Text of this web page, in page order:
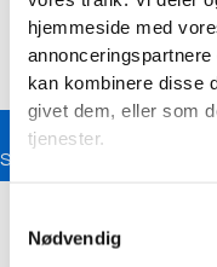
hjemmeside med
kan kombinere disse
givet dem, eller som
tjenester.
Nødvendig
Se strikkeopskrifter